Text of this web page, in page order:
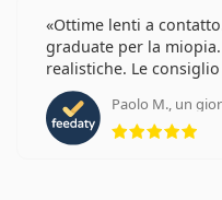
Ottime lenti a
graduate per la
realistiche. Le
Paolo M., un